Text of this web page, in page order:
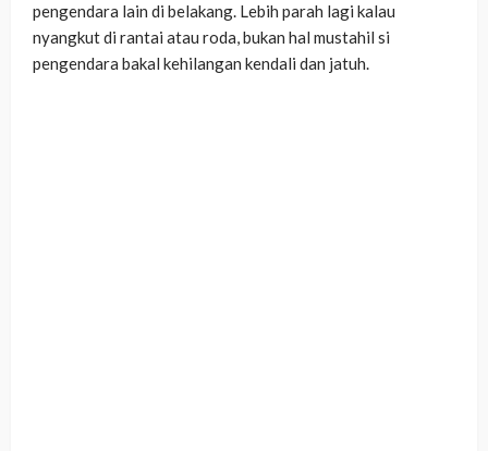
pengendara lain di belakang. Lebih parah lagi kalau
nyangkut di rantai atau roda, bukan hal mustahil si
pengendara bakal kehilangan kendali dan jatuh.